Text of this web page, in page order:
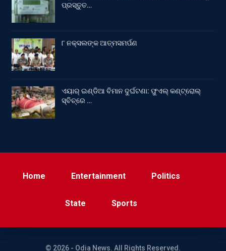
ପ୍ରସ୍ତୁତ…
୮ ନକ୍ସଲଙ୍କ ଆତ୍ମସମର୍ପଣ
ଏୟାର୍ ଇଣ୍ଡିଆ ବିମାନ ଦୁର୍ଘଟଣା: ଫୁଏଲ୍‌ କଣ୍ଟ୍ରୋଲ୍‌
ସ୍ବିଚ୍‌ରେ …
Home Entertainment Politics
State Sports
© 2026 - Odia News. All Rights Reserved.